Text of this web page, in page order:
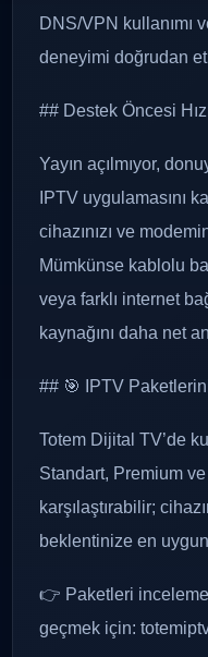
DNS/VPN kullanımı
deneyimi doğrudan
## Destek Öncesi
Yayın açılmıyor,
IPTV uygulamasını
cihazınızı ve
Mümkünse kablolu
veya farklı internet
kaynağını daha net
## 🎯 IPTV
Totem Dijital TV’de
Standart, Premium
karşılaştırabilir;
beklentinize en
👉 Paketleri
geçmek için: